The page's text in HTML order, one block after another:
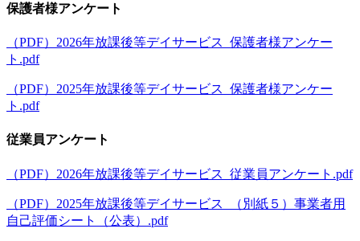
保護者様アンケート
（PDF）2026年放課後等デイサービス_保護者様アンケー
ト.pdf
（PDF）2025年放課後等デイサービス_保護者様アンケー
ト.pdf
従業員アンケート
（PDF）2026年放課後等デイサービス_従業員アンケート.pdf
（PDF）2025年放課後等デイサービス_（別紙５）事業者用
自己評価シート（公表）.pdf